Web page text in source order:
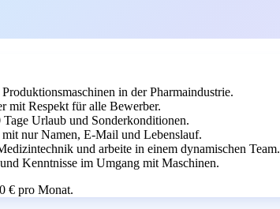
in der Pharmaindustrie.
mit Respekt für alle Bewerber.
Urlaub und Sonderkonditionen.
nur Namen, E-Mail und Lebenslauf.
und arbeite in einem dynamischen Team.
Kenntnisse im Umgang mit Maschinen.
€ pro Monat.